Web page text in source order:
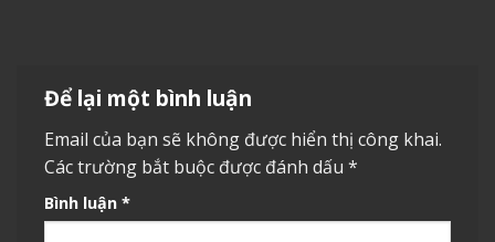
Để lại một bình luận
Email của bạn sẽ không được hiển thị công khai.
Các trường bắt buộc được đánh dấu *
Bình luận *